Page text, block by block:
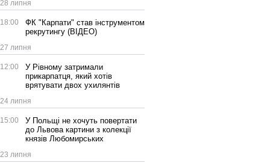
28 липня
18:00
ФК "Карпати" став інструментом
рекрутингу (ВІДЕО)
27 липня
12:00
У Рівному затримали
прикарпатця, який хотів
врятувати двох ухилянтів
24 липня
15:00
У Польщі не хочуть повертати
до Львова картини з колекції
князів Любомирських
23 липня